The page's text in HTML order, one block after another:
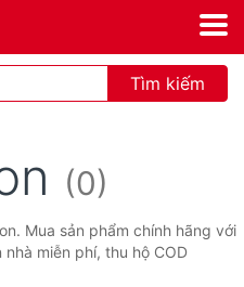
Tìm kiếm
(0)
Mua sản phẩm chính hãng với
miễn phí, thu hộ COD